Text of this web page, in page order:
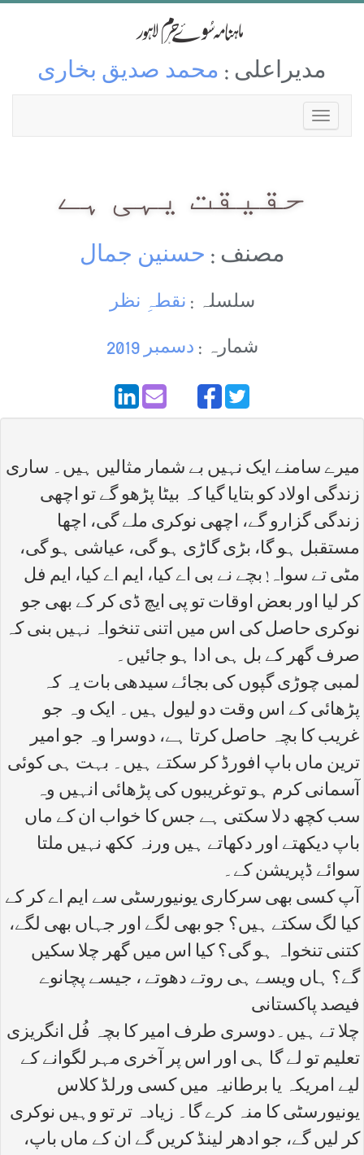
مدیراعلی : محمد صدیق بخاری
حقیقت یہی ہے
مصنف : حسنین جمال
سلسلہ : نقطہِ نظر
شمارہ : دسمبر 2019
میرے سامنے ایک نہیں بے شمار مثالیں ہیں۔ ساری
زندگی اولاد کو بتایا گیا کہ بیٹا پڑھو گے تو اچھی
زندگی گزارو گے، اچھی نوکری ملے گی، اچھا
مستقبل ہو گا، بڑی گاڑی ہو گی، عیاشی ہو گی،
مٹی تے سواہ! بچے نے بی اے کیا، ایم اے کیا، ایم فل
کر لیا اور بعض اوقات تو پی ایچ ڈی کر کے بھی جو
نوکری حاصل کی اس میں اتنی تنخواہ نہیں بنی کہ
صرف گھر کے بل ہی ادا ہو جائیں۔
لمبی چوڑی گپوں کی بجائے سیدھی بات یہ کہ
پڑھائی کے اس وقت دو لیول ہیں۔ ایک وہ جو
غریب کا بچہ حاصل کرتا ہے، دوسرا وہ جو امیر
ترین ماں باپ افورڈ کر سکتے ہیں۔ بہت ہی کوئی
آسمانی کرم ہو توغریبوں کی پڑھائی انہیں وہ
سب کچھ دلا سکتی ہے جس کا خواب ان کے ماں
باپ دیکھتے اور دکھاتے ہیں ورنہ ککھ نہیں ملتا
سوائے ڈپریشن کے۔
آپ کسی بھی سرکاری یونیورسٹی سے ایم اے کر کے
کیا لگ سکتے ہیں؟ جو بھی لگے اور جہاں بھی لگے،
کتنی تنخواہ ہو گی؟ کیا اس میں گھر چلا سکیں
گے؟ ہاں ویسے ہی روتے دھوتے ، جیسے پچانوے
فیصد پاکستانی
چلا تے ہیں۔دوسری طرف امیر کا بچہ فُل انگریزی
تعلیم تو لے گا ہی اور اس پر آخری مہر لگوانے کے
لیے امریکہ یا برطانیہ میں کسی ورلڈ کلاس
یونیورسٹی کا منہ کرے گا۔ زیادہ تر تو وہیں نوکری
کر لیں گے، جو ادھر لینڈ کریں گے ان کے ماں باپ،